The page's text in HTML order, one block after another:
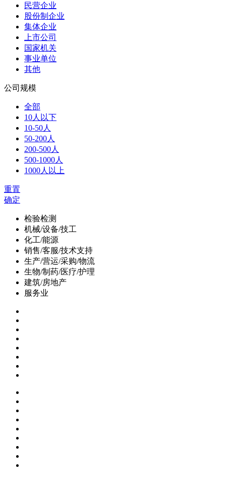
民营企业
股份制企业
集体企业
上市公司
国家机关
事业单位
其他
公司规模
全部
10人以下
10-50人
50-200人
200-500人
500-1000人
1000人以上
重置
确定
检验检测
机械/设备/技工
化工/能源
销售/客服/技术支持
生产/营运/采购/物流
生物/制药/医疗/护理
建筑/房地产
服务业